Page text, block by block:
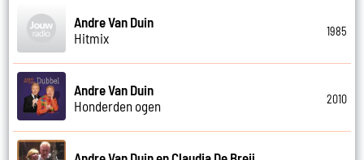
Andre Van Duin
Hitmix
1985
Andre Van Duin
Honderden ogen
2010